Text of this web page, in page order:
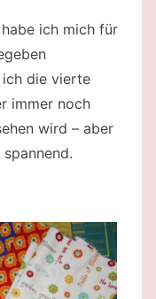
ich mich für
die vierte
immer noch
wird – aber